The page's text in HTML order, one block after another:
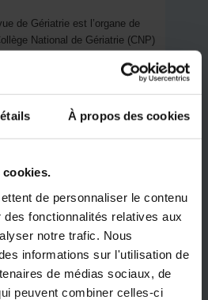
À propos des cookies
cookies.
de personnaliser le contenu
fonctionnalités relatives aux
notre trafic. Nous
informations sur l'utilisation de
de médias sociaux, de
peuvent combiner celles-ci
de Gériatrie est l’organe de
National de Gériatrie (CNP)
de Gériatrie et Gérontologie
des Enseignants Chercheurs
de Gérontologie Clinique
de Associations des
en EHPAD (FFAMCO-